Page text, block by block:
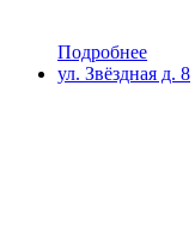
Подробнее
ул. Звёздная д. 8